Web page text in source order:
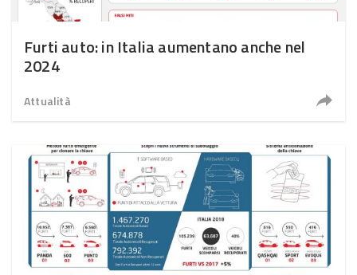
Furti auto: in Italia aumentano anche nel
2024
Attualità